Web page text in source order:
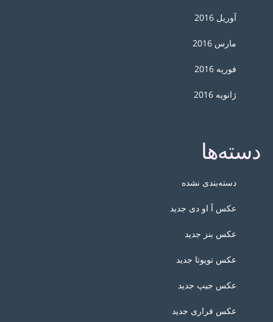
آوریل 2016
مارس 2016
فوریه 2016
ژانویه 2016
دسته‌ها
دسته‌بندی نشده
عکس آ او دی جدید
عکس بنز جدید
عکس تویوتا جدید
عکس جیپ جدید
عکس فراری جدید